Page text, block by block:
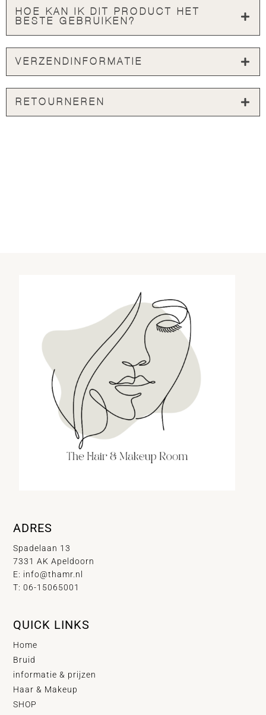
HOE KAN IK DIT PRODUCT HET
BESTE GEBRUIKEN?
VERZENDINFORMATIE
RETOURNEREN
ADRES
Spadelaan 13
7331 AK Apeldoorn
E: info@thamr.nl
T: 06-15065001
QUICK LINKS
Home
Bruid
informatie & prijzen
Haar & Makeup
SHOP